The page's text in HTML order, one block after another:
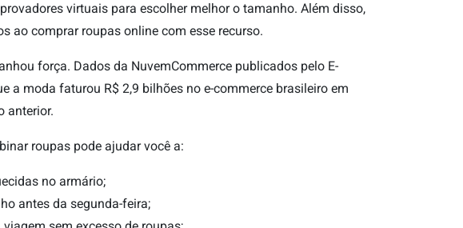
virtuais para escolher melhor o tamanho. Além disso,
ao comprar roupas online com esse recurso.
força. Dados da NuvemCommerce publicados pelo E-
a moda faturou R$ 2,9 bilhões no e-commerce brasileiro em
anterior.
roupas pode ajudar você a:
no armário;
antes da segunda-feira;